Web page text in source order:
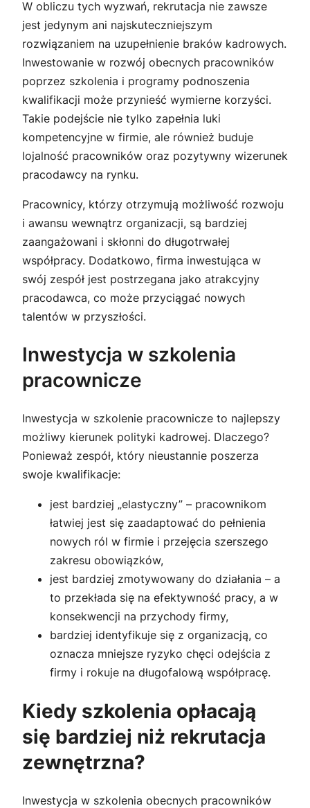
W obliczu tych wyzwań, rekrutacja nie zawsze
jest jedynym ani najskuteczniejszym
rozwiązaniem na uzupełnienie braków kadrowych.
Inwestowanie w rozwój obecnych pracowników
poprzez szkolenia i programy podnoszenia
kwalifikacji może przynieść wymierne korzyści.
Takie podejście nie tylko zapełnia luki
kompetencyjne w firmie, ale również buduje
lojalność pracowników oraz pozytywny wizerunek
pracodawcy na rynku.
Pracownicy, którzy otrzymują możliwość rozwoju
i awansu wewnątrz organizacji, są bardziej
zaangażowani i skłonni do długotrwałej
współpracy. Dodatkowo, firma inwestująca w
swój zespół jest postrzegana jako atrakcyjny
pracodawca, co może przyciągać nowych
talentów w przyszłości.
Inwestycja w szkolenia
pracownicze
Inwestycja w szkolenie pracownicze to najlepszy
możliwy kierunek polityki kadrowej. Dlaczego?
Ponieważ zespół, który nieustannie poszerza
swoje kwalifikacje:
jest bardziej „elastyczny” – pracownikom
łatwiej jest się zaadaptować do pełnienia
nowych ról w firmie i przejęcia szerszego
zakresu obowiązków,
jest bardziej zmotywowany do działania – a
to przekłada się na efektywność pracy, a w
konsekwencji na przychody firmy,
bardziej identyfikuje się z organizacją, co
oznacza mniejsze ryzyko chęci odejścia z
firmy i rokuje na długofalową współpracę.
Kiedy szkolenia opłacają
się bardziej niż rekrutacja
zewnętrzna?
Inwestycja w szkolenia obecnych pracowników